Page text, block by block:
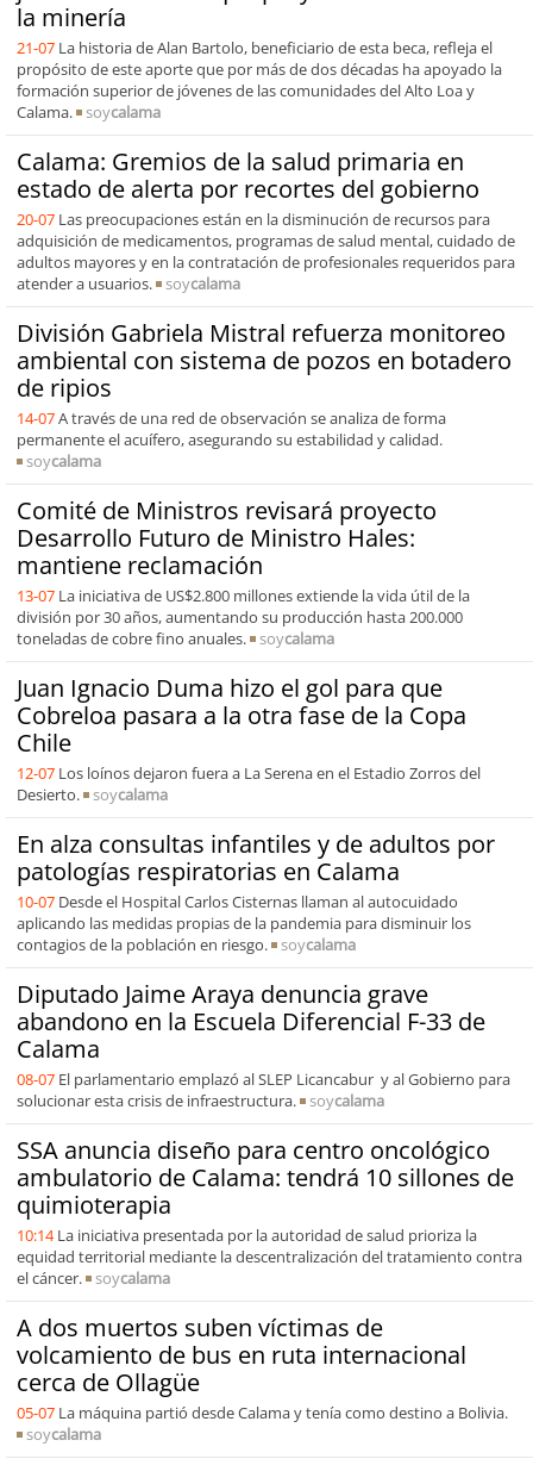
la minería
21-07 La historia de Alan Bartolo, beneficiario de esta beca, refleja el
propósito de este aporte que por más de dos décadas ha apoyado la
formación superior de jóvenes de las comunidades del Alto Loa y
Calama.
soycalama
Calama: Gremios de la salud primaria en
estado de alerta por recortes del gobierno
20-07 Las preocupaciones están en la disminución de recursos para
adquisición de medicamentos, programas de salud mental, cuidado de
adultos mayores y en la contratación de profesionales requeridos para
atender a usuarios.
soycalama
División Gabriela Mistral refuerza monitoreo
ambiental con sistema de pozos en botadero
de ripios
14-07A través de una red de observación se analiza de forma
permanente el acuífero, asegurando su estabilidad y calidad.
soycalama
Comité de Ministros revisará proyecto
Desarrollo Futuro de Ministro Hales:
mantiene reclamación
13-07 La iniciativa de US$2.800 millones extiende la vida útil de la
división por 30 años, aumentando su producción hasta 200.000
toneladas de cobre fino anuales.
soycalama
Juan Ignacio Duma hizo el gol para que
Cobreloa pasara a la otra fase de la Copa
Chile
12-07 Los loínos dejaron fuera a La Serena en el Estadio Zorros del
Desierto.
soycalama
En alza consultas infantiles y de adultos por
patologías respiratorias en Calama
10-07 Desde el Hospital Carlos Cisternas llaman al autocuidado
aplicando las medidas propias de la pandemia para disminuir los
contagios de la población en riesgo.
soycalama
Diputado Jaime Araya denuncia grave
abandono en la Escuela Diferencial F-33 de
Calama
08-07 El parlamentario emplazó al SLEP Licancabur y al Gobierno para
solucionar esta crisis de infraestructura.
soycalama
SSA anuncia diseño para centro oncológico
ambulatorio de Calama: tendrá 10 sillones de
quimioterapia
10:14 La iniciativa presentada por la autoridad de salud prioriza la
equidad territorial mediante la descentralización del tratamiento contra
el cáncer.
soycalama
A dos muertos suben víctimas de
volcamiento de bus en ruta internacional
cerca de Ollagüe
05-07 La máquina partió desde Calama y tenía como destino a Bolivia.
soycalama